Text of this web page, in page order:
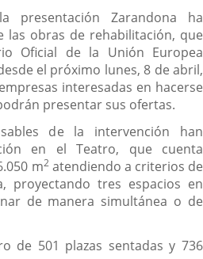
presentación Zarandona ha
las obras de rehabilitación, que
Oficial de la Unión Europea
el próximo lunes, 8 de abril,
interesadas en hacerse
presentar sus ofertas.
de la intervención han
en el Teatro, que cuenta
m2atendiendo a criterios de
proyectando tres espacios en
de manera simultánea o de
de 501 plazas sentadas y 736